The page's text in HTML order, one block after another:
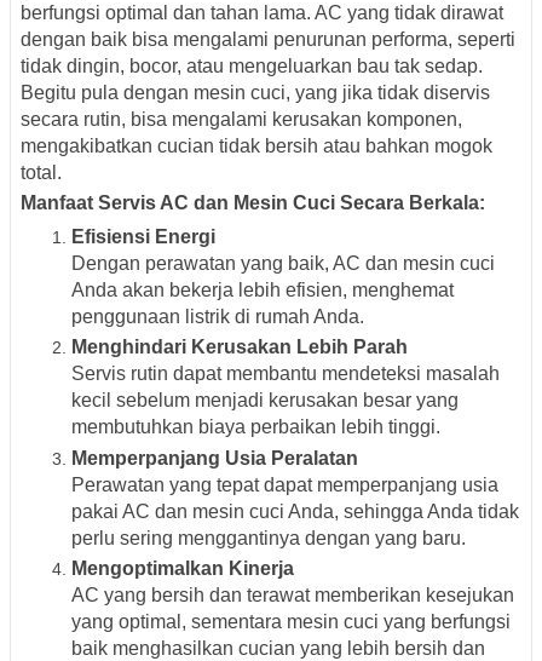
berfungsi optimal dan tahan lama. AC yang tidak dirawat
dengan baik bisa mengalami penurunan performa, seperti
tidak dingin, bocor, atau mengeluarkan bau tak sedap.
Begitu pula dengan mesin cuci, yang jika tidak diservis
secara rutin, bisa mengalami kerusakan komponen,
mengakibatkan cucian tidak bersih atau bahkan mogok
total.
Manfaat Servis AC dan Mesin Cuci Secara Berkala:
Efisiensi Energi
Dengan perawatan yang baik, AC dan mesin cuci
Anda akan bekerja lebih efisien, menghemat
penggunaan listrik di rumah Anda.
Menghindari Kerusakan Lebih Parah
Servis rutin dapat membantu mendeteksi masalah
kecil sebelum menjadi kerusakan besar yang
membutuhkan biaya perbaikan lebih tinggi.
Memperpanjang Usia Peralatan
Perawatan yang tepat dapat memperpanjang usia
pakai AC dan mesin cuci Anda, sehingga Anda tidak
perlu sering menggantinya dengan yang baru.
Mengoptimalkan Kinerja
AC yang bersih dan terawat memberikan kesejukan
yang optimal, sementara mesin cuci yang berfungsi
baik menghasilkan cucian yang lebih bersih dan